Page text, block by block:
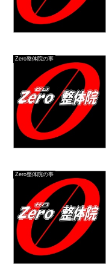
Zero整体院の事
Zero整体院の事